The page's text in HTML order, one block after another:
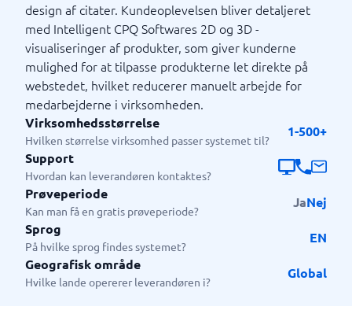
design af citater. Kundeoplevelsen bliver detaljeret
med Intelligent CPQ Softwares 2D og 3D -
visualiseringer af produkter, som giver kunderne
mulighed for at tilpasse produkterne let direkte på
webstedet, hvilket reducerer manuelt arbejde for
medarbejderne i virksomheden.
Virksomhedsstørrelse
Hvilken størrelse virksomhed passer systemet til?
1-500+
Support
Hvordan kan leverandøren kontaktes?
Prøveperiode
Kan man få en gratis prøveperiode?
JaNej
Sprog
På hvilke sprog findes systemet?
EN
Geografisk område
Hvilke lande opererer leverandøren i?
Global